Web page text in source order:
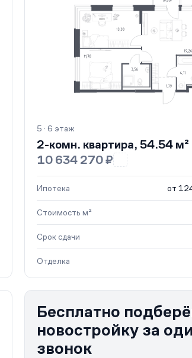
5 · 6 этаж
2-комн. квартира, 54.54 м²
10 634 270 ₽
Ипотека от
Стоимость м²
Срок сдачи
Отделка
Бесплатно
новостройку за
звонок